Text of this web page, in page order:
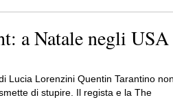
a Natale negli USA
Lucia Lorenzini Quentin Tarantino
di stupire. Il regista e la The